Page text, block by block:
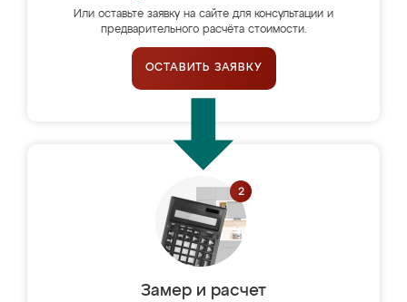
Или оставьте заявку на сайте для консультации и
предварительного расчёта стоимости.
ОСТАВИТЬ ЗАЯВКУ
Замер и расчет